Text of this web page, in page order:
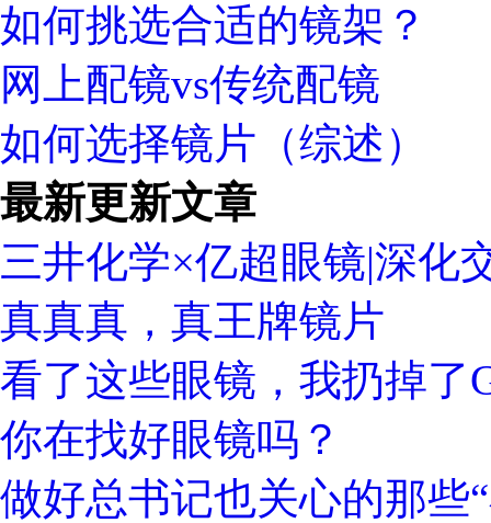
如何挑选合适的镜架？
网上配镜vs传统配镜
如何选择镜片（综述）
最新更新文章
三井化学×亿超眼镜|深化
真真真，真王牌镜片
看了这些眼镜，我扔掉了
你在找好眼镜吗？
做好总书记也关心的那些